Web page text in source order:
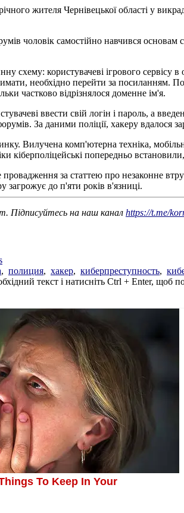
жителя Чернівецької області у
чоловік самостійно навчився
схему: користувачеві ігрового сервісу
необхідно перейти за
частково відрізнялося доменне ім'я.
ввести свій логін і пароль, а
За даними поліції, хакеру вдалося
Вилучена комп'ютерна техніка,
кіберполіцейські попередньо
за статтею про незаконне
загрожує до п'яти років в'язниці.
Підписуйтесь на наш канал https://t.me/
, полиция, хакер, киберпреступность,
текст і натисніть Ctrl + Enter, щоб